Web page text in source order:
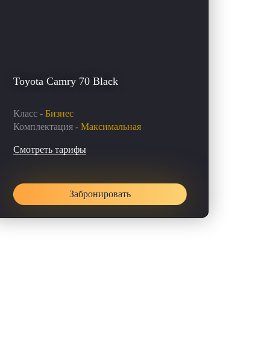
Toyota Camry 70 Black
Класс - Бизнес
Комплектация - Максимальная
Смотреть тарифы
Забронировать